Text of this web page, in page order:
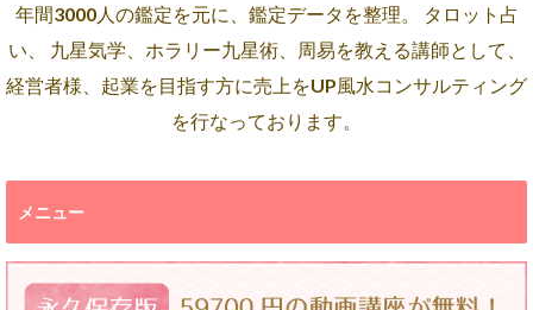
年間3000人の鑑定を元に、鑑定データを整理。 タロット占
い、 九星気学、ホラリー九星術、周易を教える講師として、
経営者様、起業を目指す方に売上をUP風水コンサルティング
を行なっております。
メニュー